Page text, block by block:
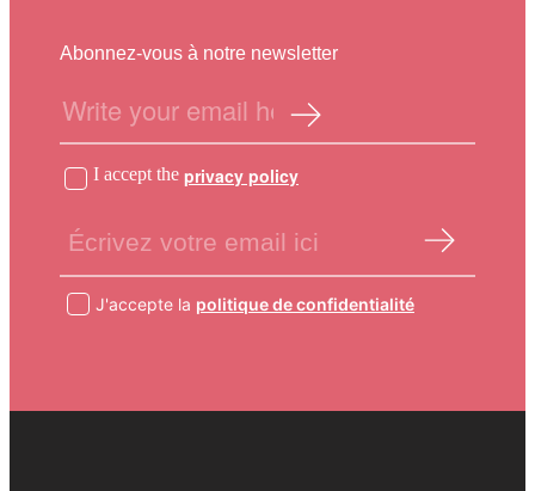
Abonnez-vous à notre newsletter
I accept the privacy policy
J'accepte la politique de confidentialité